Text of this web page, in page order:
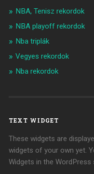
NBA, Tenisz rekordok
NBA playoff rekordok
Nba triplák
Vegyes rekordok
Nba rekordok
TEXT WIDGET
These widgets are
widgets of your own yet.
Widgets in the WordPress